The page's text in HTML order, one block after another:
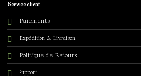
Service client
Paiements
Expédition & Livraison
Politique de Retours
Support